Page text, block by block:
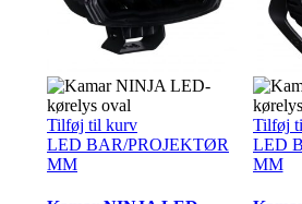
Tilføj til kurv
LED BAR/PROJEKTØR
MM
Tilføj
LED
MM